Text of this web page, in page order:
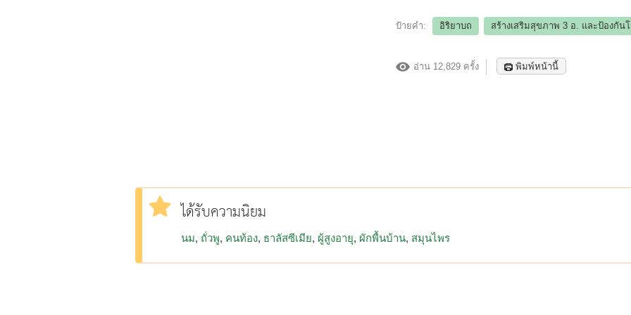
ป้ายคำ: อิริยาบถ สร้างเสริมสุขภาพ 3 อ.​ และป้องกัน
อ่าน 12,829 ครั้ง พิมพ์หน้านี้
ได้รับความนิยม
นม ถั่วพู คนท้อง ธาลัสซีเมีย ผู้สูงอายุ ผักพื้นบ้าน สมุนไพร